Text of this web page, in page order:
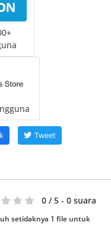
Tweet
0 / 5 - 0 suara
setidaknya 1 file untuk